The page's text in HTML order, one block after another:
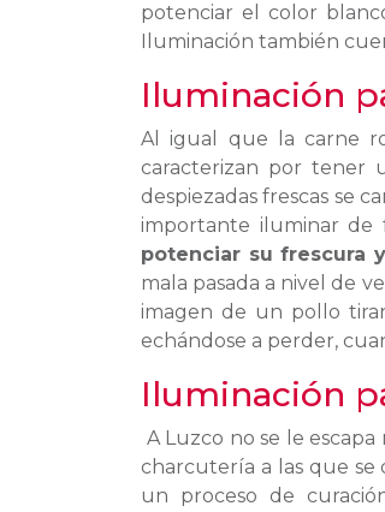
potenciar el color
Iluminación también
Iluminación
Al igual que la carne
caracterizan por tener
despiezadas frescas se
importante iluminar de
potenciar su frescura
mala pasada a nivel de
imagen de un pollo
echándose a perder,
Iluminación
A Luzco no se le
charcutería a las que se
un proceso de